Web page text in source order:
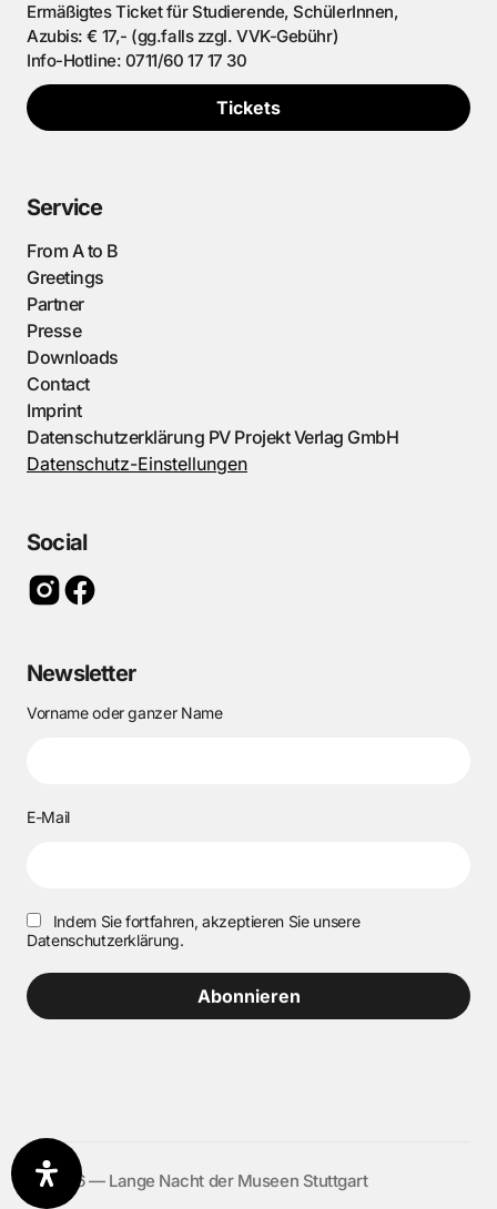
Ermäßigtes Ticket für Studierende, SchülerInnen,
Azubis: € 17,- (gg.falls zzgl. VVK-Gebühr)
Info-Hotline: 0711/60 17 17 30
Tickets
Service
From A to B
Greetings
Partner
Presse
Downloads
Contact
Imprint
Datenschutzerklärung PV Projekt Verlag GmbH
Datenschutz-Einstellungen
Social
Newsletter
Vorname oder ganzer Name
E-Mail
Indem Sie fortfahren, akzeptieren Sie unsere
Datenschutzerklärung.
©️ 2026 — Lange Nacht der Museen Stuttgart